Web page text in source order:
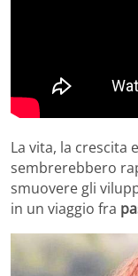
La vita, la crescita
sembrerebbero
smuovere gli
in un viaggio fra